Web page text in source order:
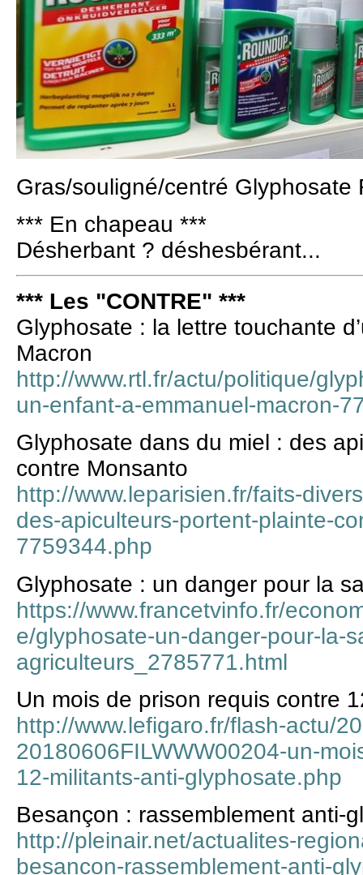
Gras/souligné/centré
*** En chapeau ***
Désherbant ? déshesbérant...
*** Les "CONTRE" ***
Glyphosate : la lettre touchante
Macron
http://www.rtl.fr/actu/politique/
un-enfant-a-emmanuel-macron-
Glyphosate dans du miel : des
contre Monsanto
http://www.leparisien.fr/faits-
des-apiculteurs-portent-plainte-
7759344.php
Glyphosate : un danger pour la
https://www.francetvinfo.fr/
e/glyphosate-un-danger-pour-la-
agriculteurs_2785771.html
Un mois de prison requis contre
http://www.lefigaro.fr/flash-actu/
20180606FILWWW00204-un-
12-militants-anti-glyphosate.php
Besançon : rassemblement anti-
http://pleinair.net/actualites-
besancon-rassemblement-anti-